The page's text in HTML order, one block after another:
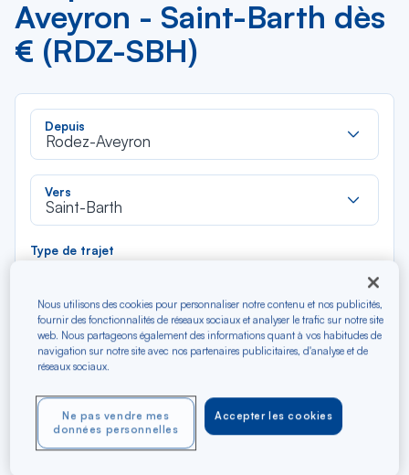
Aveyron - Saint-Barth dès
€ (RDZ-SBH)
Depuis
Rodez-Aveyron
Vers
Saint-Barth
Type de trajet
Filtrer Vider
Précédent
N/A*
Aller / Retour — Économique
Nous utilisons des cookies pour personnaliser notre contenu et nos publicités,
fournir des fonctionnalités de réseaux sociaux et analyser le trafic sur notre site
web. Nous partageons également des informations quant à vos habitudes de
navigation sur notre site avec nos partenaires publicitaires, d'analyse et de
réseaux sociaux.
Accepter les cookies
Ne pas vendre mes
données personnelles